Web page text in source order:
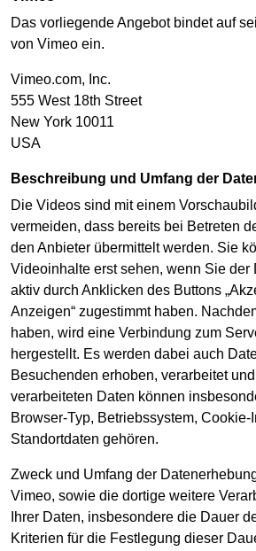
Das vorliegende Angebot bindet auf
von Vimeo ein.
Vimeo.com, Inc.
555 West 18th Street
New York 10011
USA
Beschreibung und Umfang der
Die Videos sind mit einem
vermeiden, dass bereits bei Betreten
den Anbieter übermittelt werden. Sie
Videoinhalte erst sehen, wenn Sie der
aktiv durch Anklicken des Buttons
Anzeigen“ zugestimmt haben.
haben, wird eine Verbindung zum
hergestellt. Es werden dabei auch
Besuchenden erhoben, verarbeitet
verarbeiteten Daten können
Browser-Typ, Betriebssystem, Cookie-
Standortdaten gehören.
Zweck und Umfang der
Vimeo, sowie die dortige weitere
Ihrer Daten, insbesondere die Dauer
Kriterien für die Festlegung dieser